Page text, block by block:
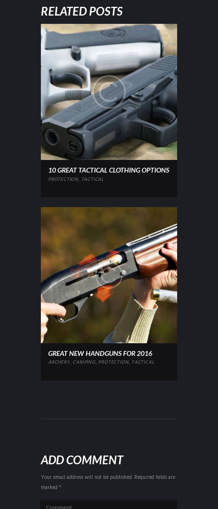
RELATED POSTS
10 GREAT TACTICAL CLOTHING OPTIONS
PROTECTION, TACTICAL
GREAT NEW HANDGUNS FOR 2016
ARCHERY, CAMPING, PROTECTION, TACTICAL
ADD COMMENT
Your email address will not be published. Required fields are
marked *